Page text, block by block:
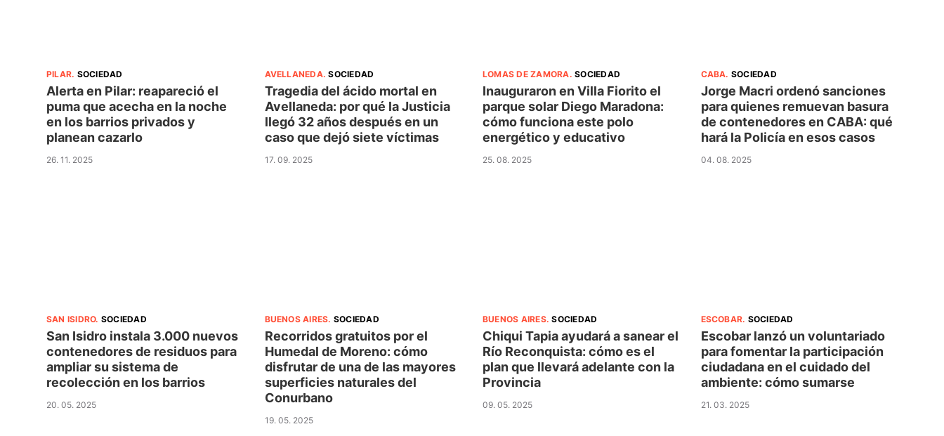
PILAR. SOCIEDAD
Alerta en Pilar: reapareció el
puma que acecha en la noche
en los barrios privados y
planean cazarlo
26. 11. 2025
AVELLANEDA.SOCIEDAD
Tragedia del ácido mortal en
Avellaneda: por qué la Justicia
llegó 32 años después en un
caso que dejó siete víctimas
17. 09. 2025
LOMAS DE ZAMORA.SOCIEDAD
Inauguraron en Villa Fiorito el
parque solar Diego Maradona:
cómo funciona este polo
energético y educativo
25. 08. 2025
CABA. SOCIEDAD
Jorge Macri ordenó sanciones
para quienes remuevan basura
de contenedores en CABA: qué
hará la Policía en esos casos
04. 08. 2025
SAN ISIDRO. SOCIEDAD
San Isidro instala 3.000 nuevos
contenedores de residuos para
ampliar su sistema de
recolección en los barrios
20. 05. 2025
BUENOS AIRES. SOCIEDAD
Recorridos gratuitos por el
Humedal de Moreno: cómo
disfrutar de una de las mayores
superficies naturales del
Conurbano
19. 05. 2025
BUENOS AIRES.SOCIEDAD
Chiqui Tapia ayudará a sanear el
Río Reconquista: cómo es el
plan que llevará adelante con la
Provincia
09. 05. 2025
ESCOBAR. SOCIEDAD
Escobar lanzó un voluntariado
para fomentar la participación
ciudadana en el cuidado del
ambiente: cómo sumarse
21. 03. 2025